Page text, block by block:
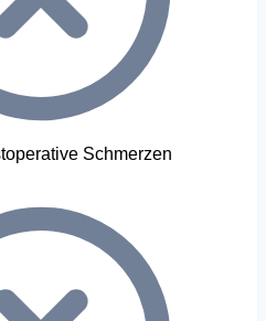
Schmerzen